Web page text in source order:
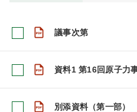
議事次第
資料1 第16回原子力
別添資料（第一部）